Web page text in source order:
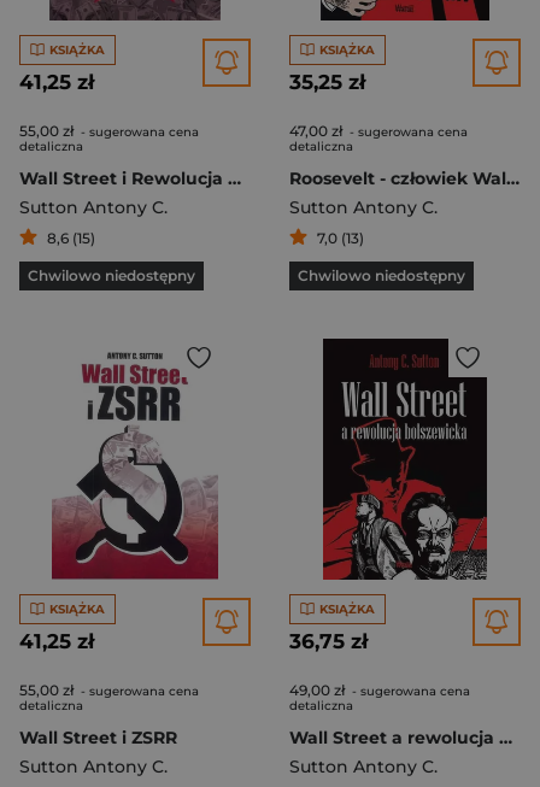
KSIĄŻKA
41,25 zł
55,00 zł - sugerowana cena
detaliczna
Wall Street i Rewolucja Bolszewicka
Sutton Antony C.
8,6 (15)
Chwilowo niedostępny
KSIĄŻKA
35,25 zł
47,00 zł - sugerowana cena
detaliczna
Roosevelt - człowiek Wall Street
Sutton Antony C.
7,0 (13)
Chwilowo niedostępny
KSIĄŻKA
41,25 zł
55,00 zł - sugerowana cena
detaliczna
Wall Street i ZSRR
Sutton Antony C.
KSIĄŻKA
36,75 zł
49,00 zł - sugerowana cena
detaliczna
Wall Street a rewolucja bolszewicka
Sutton Antony C.